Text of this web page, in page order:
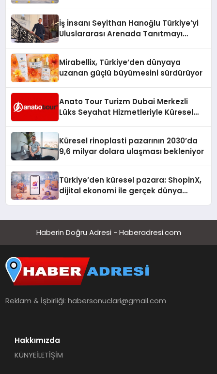
İş İnsanı Seyithan Hanoğlu Türkiye’yi
Uluslararası Arenada Tanıtmayı
Mirabellix, Türkiye’den dünyaya
uzanan güçlü büyümesini sürdürüyor
Anato Tour Turizm Dubai Merkezli
Lüks Seyahat Hizmetleriyle Küresel
Küresel rinoplasti pazarının 2030’da
9,6 milyar dolara ulaşması bekleniyor
Türkiye’den küresel pazara: ShopinX,
dijital ekonomi ile gerçek dünya
Haberin Doğru Adresi - Haberadresi.com
Reklam & İşbirliği:habersonuclari@gmail.com
Hakkımızda
KÜNYEİLETİŞİM